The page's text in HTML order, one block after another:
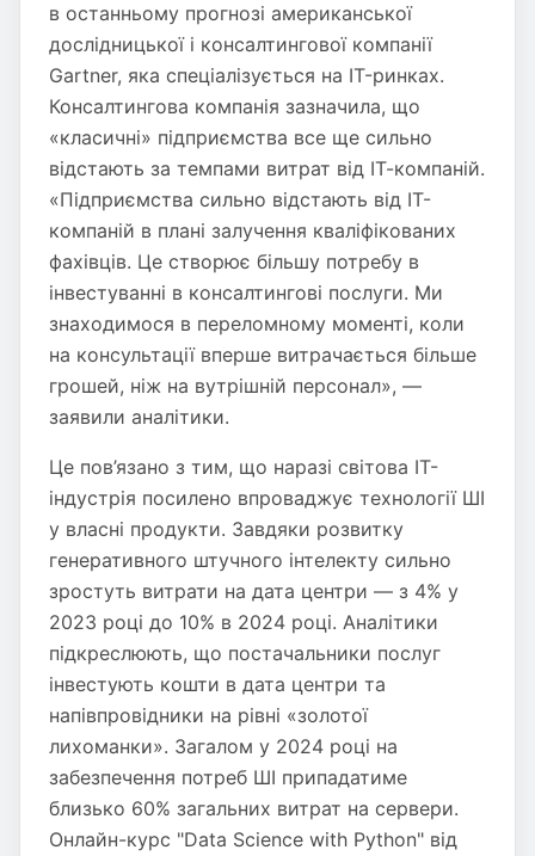
в останньому прогнозі американської
дослідницької і консалтингової компанії
Gartner, яка спеціалізується на IT-ринках.
Консалтингова компанія зазначила, що
«класичні» підприємства все ще сильно
відстають за темпами витрат від ІТ-компаній.
«Підприємства сильно відстають від ІТ-
компаній в плані залучення кваліфікованих
фахівців. Це створює більшу потребу в
інвестуванні в консалтингові послуги. Ми
знаходимося в переломному моменті, коли
на консультації вперше витрачається більше
грошей, ніж на вутрішній персонал», —
заявили аналітики.
Це пов’язано з тим, що наразі світова IT-
індустрія посилено впроваджує технології ШІ
у власні продукти. Завдяки розвитку
генеративного штучного інтелекту сильно
зростуть витрати на дата центри — з 4% у
2023 році до 10% в 2024 році. Аналітики
підкреслюють, що постачальники послуг
інвестують кошти в дата центри та
напівпровідники на рівні «золотої
лихоманки». Загалом у 2024 році на
забезпечення потреб ШІ припадатиме
близько 60% загальних витрат на сервери.
Онлайн-курс "Data Science with Python" від